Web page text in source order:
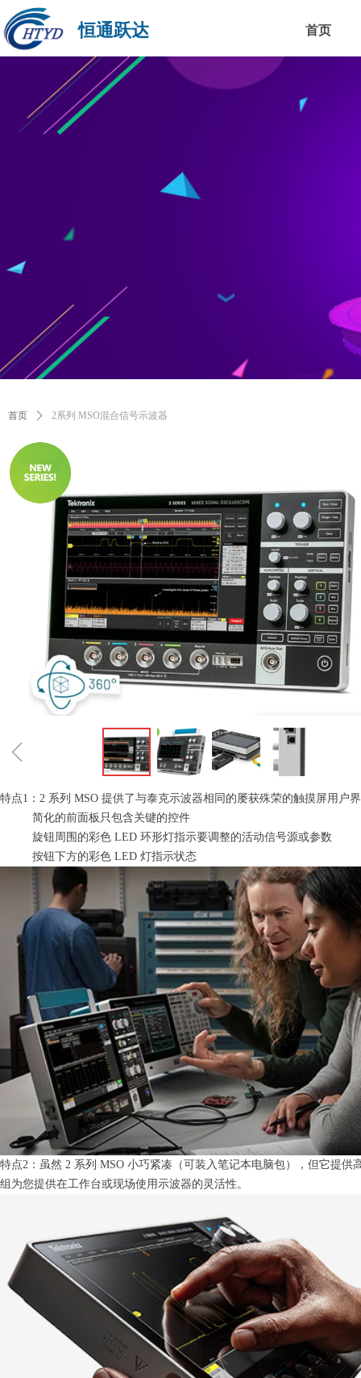
首页
恒通跃达
ꁆ
特点1：2 系列 MSO 提供了与泰克示波器相同的屡获殊荣的触摸屏用户
简化的前面板只包含关键的控件
旋钮周围的彩色 LED 环形灯指示要调整的活动信号源或参数
按钮下方的彩色 LED 灯指示状态
特点2：虽然 2 系列 MSO 小巧紧凑（可装入笔记本电脑包），但它提
组为您提供在工作台或现场使用示波器的灵活性。
首页 ꄲ 2系列 MSO混合信号示波器